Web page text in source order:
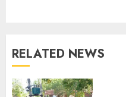
RELATED NEWS